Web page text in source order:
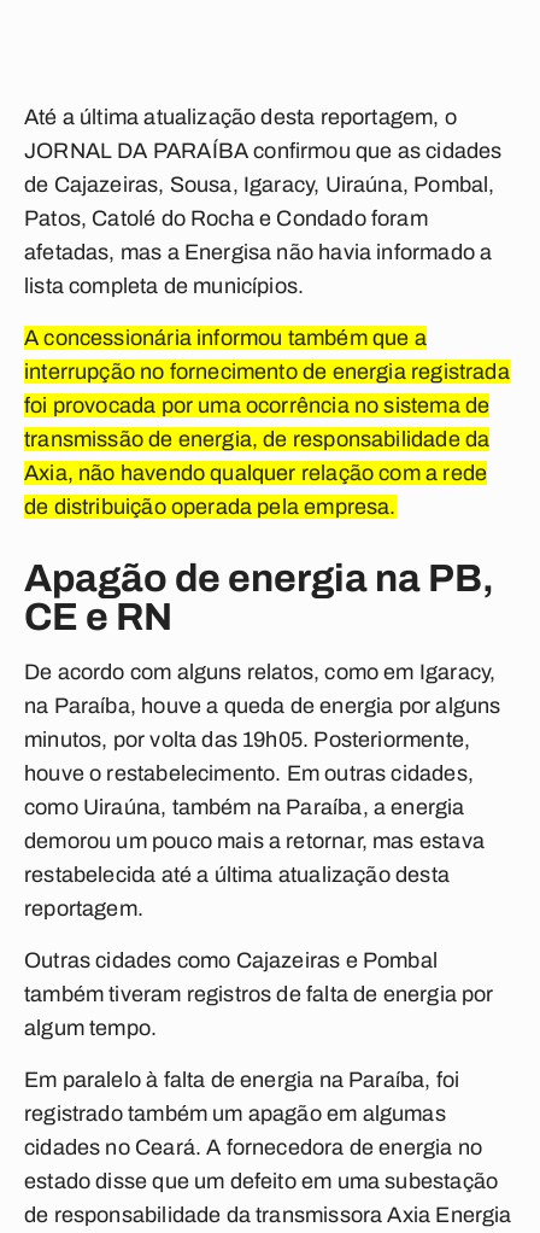
Até a última atualização desta reportagem, o
JORNAL DA PARAÍBA confirmou que as cidades
de Cajazeiras, Sousa, Igaracy, Uiraúna, Pombal,
Patos, Catolé do Rocha e Condado foram
afetadas, mas a Energisa não havia informado a
lista completa de municípios.
A concessionária informou também que a
interrupção no fornecimento de energia registrada
foi provocada por uma ocorrência no sistema de
transmissão de energia, de responsabilidade da
Axia, não havendo qualquer relação com a rede
de distribuição operada pela empresa.
Apagão de energia na PB,
CE e RN
De acordo com alguns relatos, como em Igaracy,
na Paraíba, houve a queda de energia por alguns
minutos, por volta das 19h05. Posteriormente,
houve o restabelecimento. Em outras cidades,
como Uiraúna, também na Paraíba, a energia
demorou um pouco mais a retornar, mas estava
restabelecida até a última atualização desta
reportagem.
Outras cidades como Cajazeiras e Pombal
também tiveram registros de falta de energia por
algum tempo.
Em paralelo à falta de energia na Paraíba, foi
registrado também um apagão em algumas
cidades no Ceará. A fornecedora de energia no
estado disse que um defeito em uma subestação
de responsabilidade da transmissora Axia Energia